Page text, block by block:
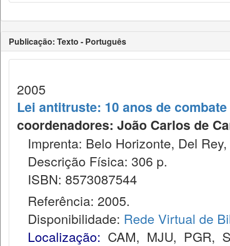
Publicação: Texto - Português
2005
Lei antitruste: 10 anos de
coordenadores: João Carlos de
Imprenta: Belo Horizonte, Del
Descrição Física: 306 p.
ISBN: 8573087544
Referência: 2005.
Disponibilidade: Rede Virtual de
Localização: CAM, MJU, PGR,